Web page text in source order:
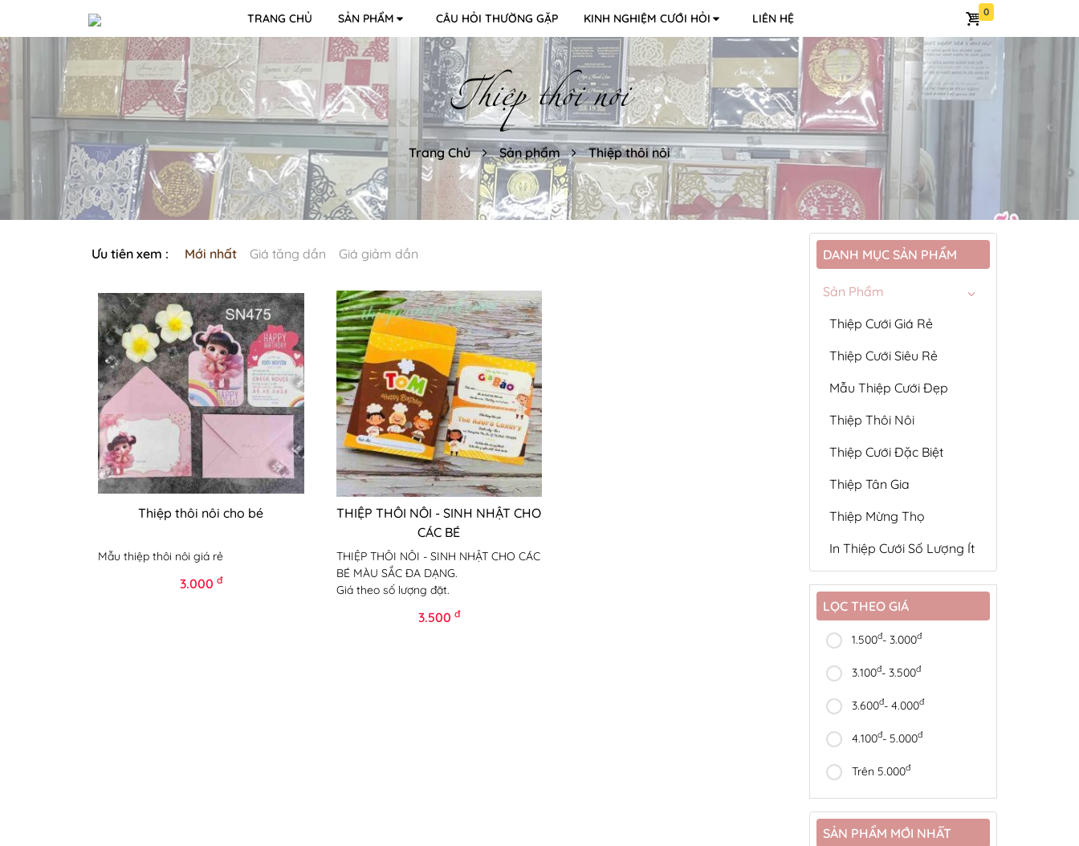
TRANG CHỦ SẢN PHẨM CÂU HỎI THƯỜNG GẶP KINH NGHIỆM CƯỚI HỎI LIÊN HỆ
Thiệp thôi nôi
Trang Chủ Sản phẩm Thiệp thôi nôi
Ưu tiên xem : Mới nhất Giá tăng dần Giá giảm dần
Thiệp thôi nôi cho bé
Mẫu thiệp thôi nôi giá rẻ
3.000 đ
THIỆP THÔI NÔI - SINH NHẬT CHO
CÁC BÉ
THIỆP THÔI NÔI - SINH NHẬT CHO CÁC
BÉ MÀU SẮC ĐA DẠNG.
Giá theo số lượng đặt.
3.500 đ
DANH MỤC SẢN PHẨM
Sản Phẩm
Thiệp Cưới Giá Rẻ
Thiệp Cưới Siêu Rẻ
Mẫu Thiệp Cưới Đẹp
Thiệp Thôi Nôi
Thiệp Cưới Đặc Biệt
Thiệp Tân Gia
Thiệp Mừng Thọ
In Thiệp Cưới Số Lượng Ít
LỌC THEO GIÁ
1.500đ- 3.000đ
3.100đ- 3.500đ
3.600đ- 4.000đ
4.100đ- 5.000đ
Trên 5.000đ
SẢN PHẨM MỚI NHẤT